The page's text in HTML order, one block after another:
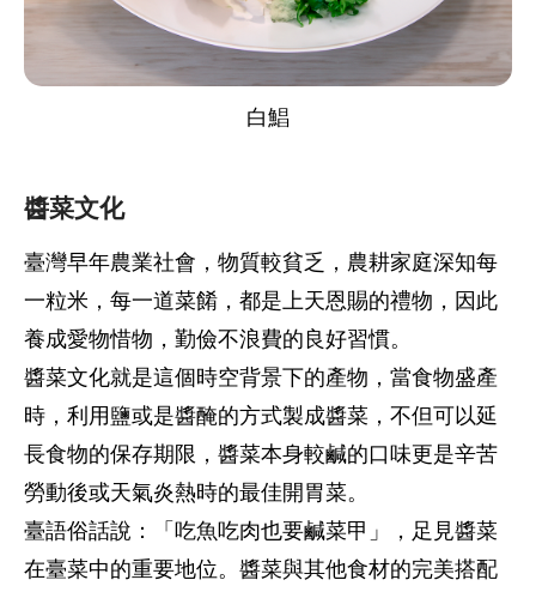
白鯧
醬菜文化
臺灣早年農業社會，物質較貧乏，農耕家庭深知每
一粒米，每一道菜餚，都是上天恩賜的禮物，因此
養成愛物惜物，勤儉不浪費的良好習慣。
醬菜文化就是這個時空背景下的產物，當食物盛產
時，利用鹽或是醬醃的方式製成醬菜，不但可以延
長食物的保存期限，醬菜本身較鹹的口味更是辛苦
勞動後或天氣炎熱時的最佳開胃菜。
臺語俗話說：「吃魚吃肉也要鹹菜甲」，足見醬菜
在臺菜中的重要地位。醬菜與其他食材的完美搭配